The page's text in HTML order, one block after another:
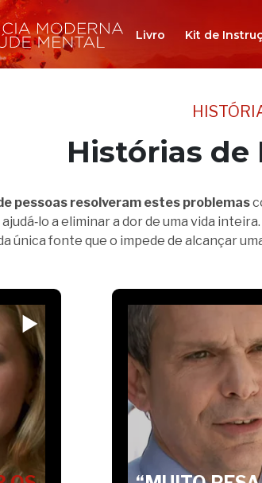
Livro Kit de
Histórias de
pessoas resolveram estes problemas
a eliminar a dor de uma vida
única fonte que o impede de alcançar